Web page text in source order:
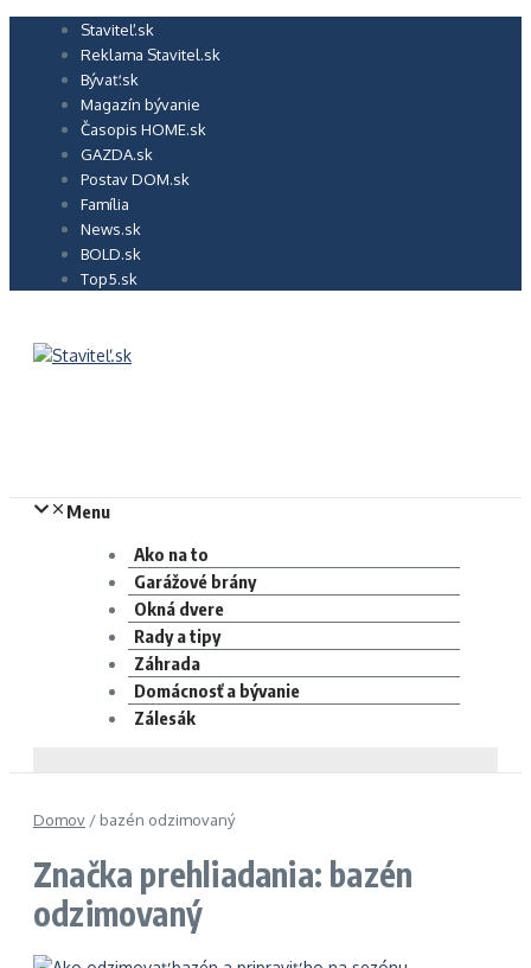
Preskočiť
Staviteľ.sk
Reklama Stavitel.sk
Bývať.sk
Magazín bývanie
Časopis HOME.sk
GAZDA.sk
Postav DOM.sk
Família
News.sk
BOLD.sk
Top5.sk
Menu
Ako na to
Garážové brány
Okná dvere
Rady a tipy
Záhrada
Domácnosť a bývanie
Zálesák
Domov / bazén odzimovaný
Značka prehliadania: bazén
odzimovaný